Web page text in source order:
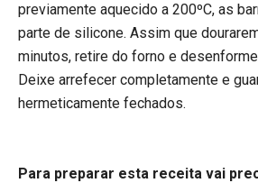
previamente aquecido a 200ºC, as
parte de silicone. Assim que
minutos, retire do forno e
Deixe arrefecer completamente e
hermeticamente fechados.
Para preparar esta receita vai